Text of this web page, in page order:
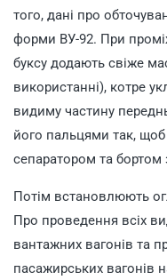
того, дані про
форми ВУ-92. При
буксу додають свіже
використанні), котре
видиму частину
його пальцями так,
сепаратором та бортом
Потім встановлюють
Про проведення всіх
вантажних вагонів та
пасажирських вагонів